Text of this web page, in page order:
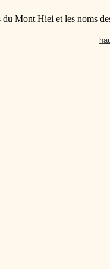
du Mont Hiei et les noms